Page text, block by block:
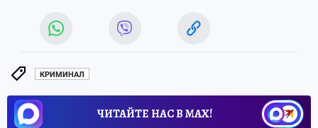
КРИМИНАЛ
ЧИТАЙТЕ НАС В МАХ!